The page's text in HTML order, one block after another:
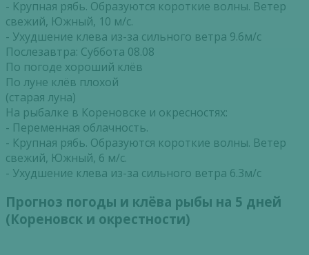
- Крупная рябь. Образуются короткие волны. Ветер
свежий, Южный, 10 м/с.
- Ухудшение клева из-за сильного ветра 9.6м/с
Послезавтра: Суббота 08.08
По погоде хороший клёв
По луне клёв плохой
(старая луна)
На рыбалке в Кореновске и окресностях:
- Переменная облачность.
- Крупная рябь. Образуются короткие волны. Ветер
свежий, Южный, 6 м/с.
- Ухудшение клева из-за сильного ветра 6.3м/с
Прогноз погоды и клёва рыбы на 5 дней
(Кореновск и окрестности)